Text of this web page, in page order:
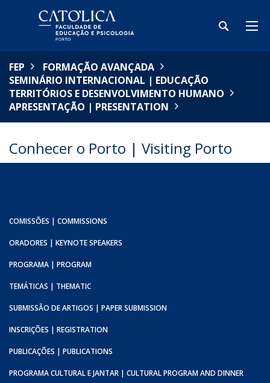
FEP
FORMAÇÃO AVANÇADA
SEMINÁRIO INTERNACIONAL | EDUCAÇÃO
TERRITÓRIOS E DESENVOLVIMENTO HUMANO
APRESENTAÇÃO | PRESENTATION
Conhecer o Porto | Visiting Porto
COMISSÕES | COMMISSIONS
ORADORES | KEYNOTE SPEAKERS
PROGRAMA | PROGRAM
TEMÁTICAS | THEMATIC
SUBMISSÃO DE ARTIGOS | PAPER SUBMISSION
INSCRIÇÕES | REGISTRATION
PUBLICAÇÕES | PUBLICATIONS
PROGRAMA CULTURAL E JANTAR | CULTURAL PROGRAM AND DINNER